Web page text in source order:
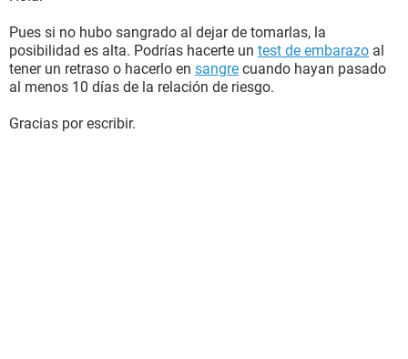
Pues si no hubo sangrado al dejar de tomarlas, la
posibilidad es alta. Podrías hacerte un test de embarazo al
tener un retraso o hacerlo en sangre cuando hayan pasado
al menos 10 días de la relación de riesgo.
Gracias por escribir.